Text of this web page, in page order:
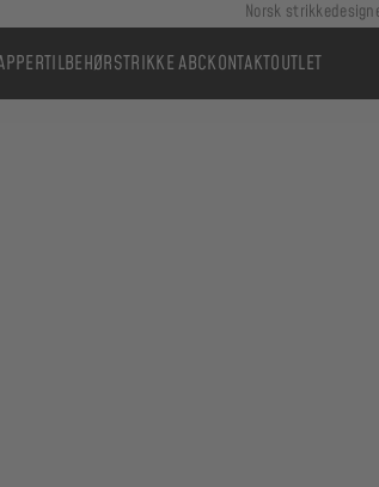
Norsk
TILBEHØRSTRIKKE ABCKONTAKTOUTLET